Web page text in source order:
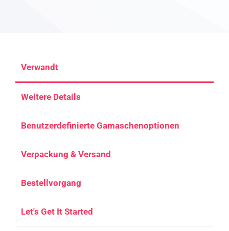
Verwandt
Weitere Details
Benutzerdefinierte Gamaschenoptionen
Verpackung & Versand
Bestellvorgang
Let's Get It Started